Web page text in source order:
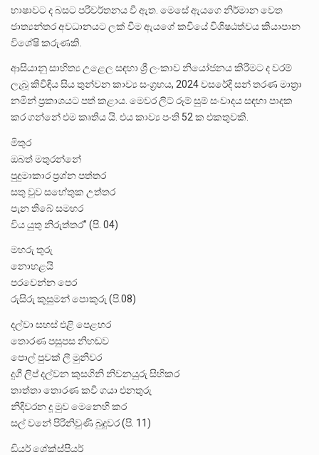
භාෂාවට ද බසට පරිවර්තනය වී ඇත. මෙසේ ඇයගෙ නිර්මාන වෙත
ජාත්‍යන්තර අවධානයට ලක් වීම ඇයගේ කවියේ විශිෂඨත්වය කියාපාන
විශේෂි කරුණකි.
ආසියානු සාහිත්‍ය උළෙල සඳහා ශ්‍රී ලංකාව නියෝජනය කිරීමට ද වරම්
ලැබූ කිවිඳිය සිය තුන්වන කාව්‍ය සංග්‍රහය, 2024 වසරේදි සන් තරණ මාත්‍රා
නමින් ප්‍රකාශයට පත් කළාය. මෙවර ලිට් රූම් සුම් සංවාදය සඳහා පාදක
කර ගන්නේ එම කෘතිය යි. එය කාව්‍ය පංති 52 ක එකතුවකි.
මිතුර
ඔබත් මතුරන්නේ
පුදුමාකාර ප්‍රශ්න පත්තර
සතු වුව සහේතුක උත්තර
පැන තිබේ සමහර
විය යුතු නිරුත්තර” (පි. 04)
මහරු තුරු
නොහළයි
පරවෙන්න පෙර
රුසිරු කුසුමන් පොකුරු (පි.08)
දල්වා සහස් එළි පෙළහර
තොරණ පසුපස නිහඬව
පොල් පුවක් ලී මුනිවර
දුගී ලිප් දල්වන කුසගිනි නිවනයුරු සිහිකර
තාත්තා තොරණ කවි ගයා එනතුරු
නිදිවරන දූ මුව මෙනෙහි කර
සල් වනේ පිරිනිවුණි බුදුවර (පි. 11)
ඩියර් ශේක්ස්පියර්